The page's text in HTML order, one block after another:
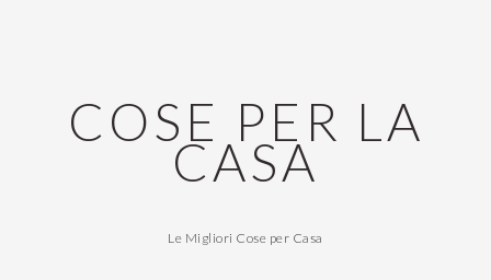
COSE PER LA
CASA
Le Migliori Cose per Casa